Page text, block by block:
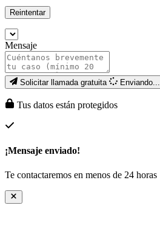
Reintentar
Mensaje
Solicitar llamada gratuita Enviando...
Tus datos están protegidos
¡Mensaje enviado!
Te contactaremos en menos de 24 horas